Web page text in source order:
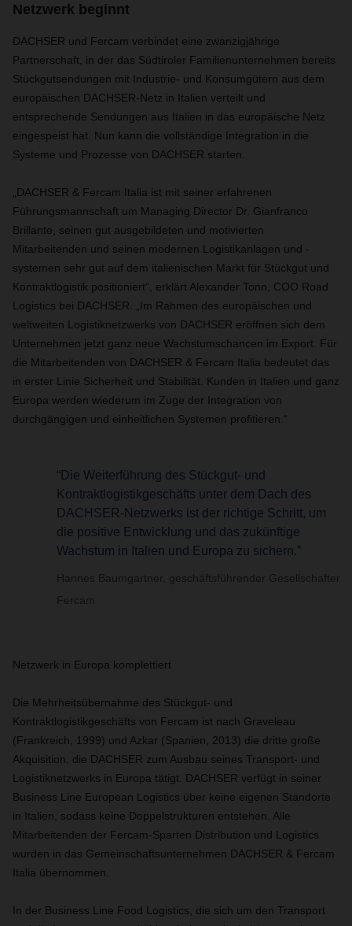
Netzwerk beginnt
DACHSER und Fercam verbindet eine zwanzigjährige
Partnerschaft, in der das Südtiroler Familienunternehmen bereits
Stückgutsendungen mit Industrie- und Konsumgütern aus dem
europäischen DACHSER-Netz in Italien verteilt und
entsprechende Sendungen aus Italien in das europäische Netz
eingespeist hat. Nun kann die vollständige Integration in die
Systeme und Prozesse von DACHSER starten.
„DACHSER & Fercam Italia ist mit seiner erfahrenen
Führungsmannschaft um Managing Director Dr. Gianfranco
Brillante, seinen gut ausgebildeten und motivierten
Mitarbeitenden und seinen modernen Logistikanlagen und -
systemen sehr gut auf dem italienischen Markt für Stückgut und
Kontraktlogistik positioniert“, erklärt Alexander Tonn, COO Road
Logistics bei DACHSER. „Im Rahmen des europäischen und
weltweiten Logistiknetzwerks von DACHSER eröffnen sich dem
Unternehmen jetzt ganz neue Wachstumschancen im Export. Für
die Mitarbeitenden von DACHSER & Fercam Italia bedeutet das
in erster Linie Sicherheit und Stabilität. Kunden in Italien und ganz
Europa werden wiederum im Zuge der Integration von
durchgängigen und einheitlichen Systemen profitieren.“
“Die Weiterführung des Stückgut- und
Kontraktlogistikgeschäfts unter dem Dach des
DACHSER-Netzwerks ist der richtige Schritt, um
die positive Entwicklung und das zukünftige
Wachstum in Italien und Europa zu sichern.”
Hannes Baumgartner, geschäftsführender Gesellschafter
Fercam
Netzwerk in Europa komplettiert
Die Mehrheitsübernahme des Stückgut- und
Kontraktlogistikgeschäfts von Fercam ist nach Graveleau
(Frankreich, 1999) und Azkar (Spanien, 2013) die dritte große
Akquisition, die DACHSER zum Ausbau seines Transport- und
Logistiknetzwerks in Europa tätigt. DACHSER verfügt in seiner
Business Line European Logistics über keine eigenen Standorte
in Italien, sodass keine Doppelstrukturen entstehen. Alle
Mitarbeitenden der Fercam-Sparten Distribution und Logistics
wurden in das Gemeinschaftsunternehmen DACHSER & Fercam
Italia übernommen.
In der Business Line Food Logistics, die sich um den Transport